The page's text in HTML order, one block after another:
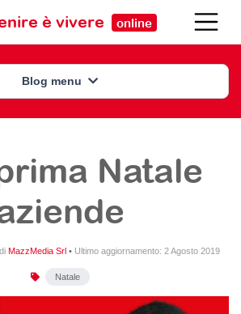
è vivere online
Blog menu
Natale
MazzMedia Srl • Ultimo aggiornamento: 2 Agosto 2019
Natale